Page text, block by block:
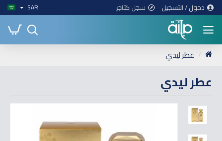
دخول / التسجيل سجل كتاجر SAR
عطر ليدي
عطر ليدي